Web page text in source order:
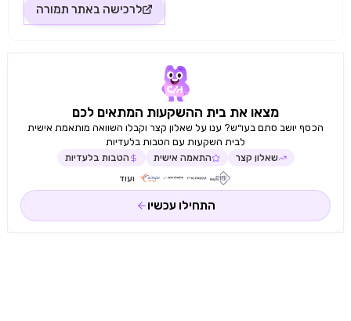
לרכישה באתר תמורה
מצאו את בית ההשקעות המתאים לכם
הכסף יושב סתם בעו״ש? ענו על שאלון קצר וקבלו השוואה מותאמת אישית
לבית השקעות עם הטבות בלעדיות
שאלון קצר התאמה אישית הטבות בלעדיות
ועוד
התחילו עכשיו